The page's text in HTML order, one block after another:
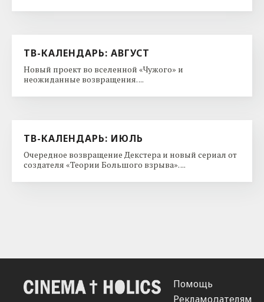
ТВ-КАЛЕНДАРЬ: АВГУСТ
Новый проект во вселенной «Чужого» и
неожиданные возвращения. ...
ТВ-КАЛЕНДАРЬ: ИЮЛЬ
Очередное возвращение Декстера и новый сериал от
создателя «Теории Большого взрыва». ...
Помощь
Рекламодателям